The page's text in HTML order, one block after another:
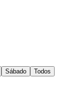
Sábado Todos